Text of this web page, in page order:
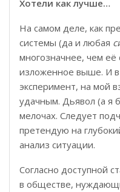
Хотели как лучше…
На самом деле, как
системы (да и любая
многозначнее, чем
изложенное выше. И
эксперимент, на мой
удачным. Дьявол (а я
мелочах. Следует
претендую на
анализ ситуации.
Согласно доступной
в обществе,